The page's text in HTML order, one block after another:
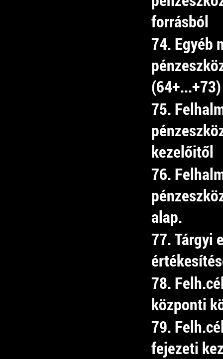
forrásból
74. Egyéb
(64+...+73)
75.
kezelőitől
76.
alap.
77. Tárgyi
78.
központi
79.
fejezeti